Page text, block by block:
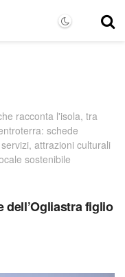
racconta l'isola, tra
schede
attrazioni culturali
sostenibile
dell’Ogliastra figlio